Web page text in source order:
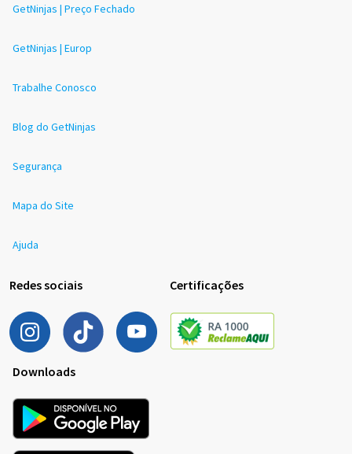
GetNinjas | Preço Fechado
GetNinjas | Europ
Trabalhe Conosco
Blog do GetNinjas
Segurança
Mapa do Site
Ajuda
Redes sociais Certificações
Downloads